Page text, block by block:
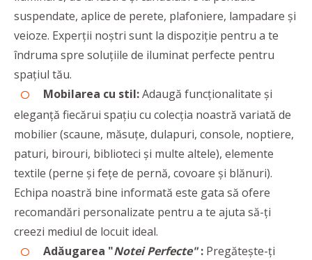
suspendate, aplice de perete, plafoniere, lampadare și
veioze. Experții noștri sunt la dispoziție pentru a te
îndruma spre soluțiile de iluminat perfecte pentru
spațiul tău.
Mobilarea cu stil:Adaugă funcționalitate și
eleganță fiecărui spațiu cu colecția noastră variată de
mobilier (scaune, măsuțe, dulapuri, console, noptiere,
paturi, birouri, biblioteci și multe altele), elemente
textile (perne și fețe de pernă, covoare și blănuri).
Echipa noastră bine informată este gata să ofere
recomandări personalizate pentru a te ajuta să-ți
creezi mediul de locuit ideal.
Adăugarea "Notei Perfecte": Pregătește-ți